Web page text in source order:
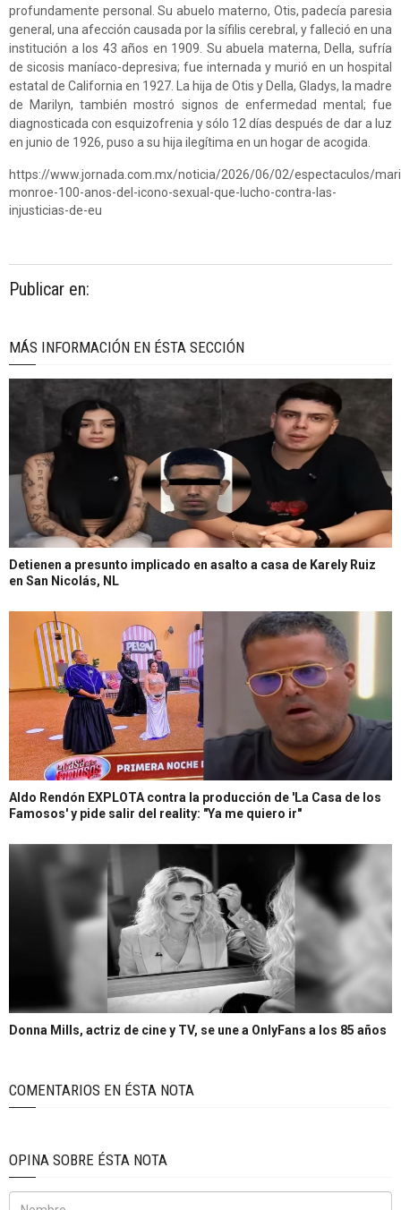
profundamente personal. Su abuelo materno, Otis, padecía paresia
general, una afección causada por la sífilis cerebral, y falleció en una
institución a los 43 años en 1909. Su abuela materna, Della, sufría
de sicosis maníaco-depresiva; fue internada y murió en un hospital
estatal de California en 1927. La hija de Otis y Della, Gladys, la madre
de Marilyn, también mostró signos de enfermedad mental; fue
diagnosticada con esquizofrenia y sólo 12 días después de dar a luz
en junio de 1926, puso a su hija ilegítima en un hogar de acogida.
https://www.jornada.com.mx/noticia/2026/06/02/espectaculos/
monroe-100-anos-del-icono-sexual-que-lucho-contra-las-
injusticias-de-eu
Publicar en:
MÁS INFORMACIÓN EN ÉSTA SECCIÓN
Detienen a presunto implicado en asalto a casa de Karely Ruiz
en San Nicolás, NL
Aldo Rendón EXPLOTA contra la producción de 'La Casa de los
Famosos' y pide salir del reality: "Ya me quiero ir"
Donna Mills, actriz de cine y TV, se une a OnlyFans a los 85 años
COMENTARIOS EN ÉSTA NOTA
OPINA SOBRE ÉSTA NOTA